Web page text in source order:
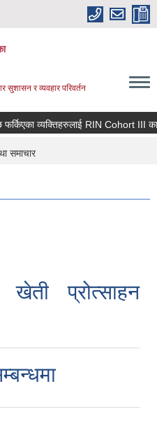
सुशासन र व्यवहार परिवर्तन
व्यक्तिहरुलाई RIN Cohort III
समाचार
खेती प्रोत्साहन